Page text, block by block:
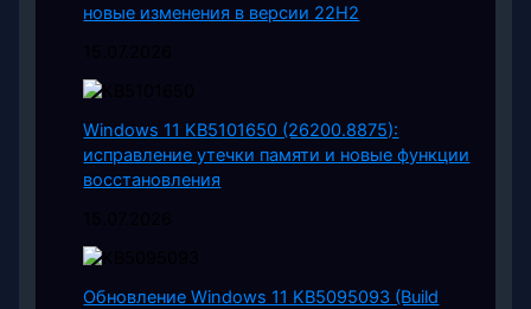
новые изменения в версии 22H2
Windows 11 KB5101650 (26200.8875):
исправление утечки памяти и новые функции
восстановления
Обновление Windows 11 KB5095093 (Build